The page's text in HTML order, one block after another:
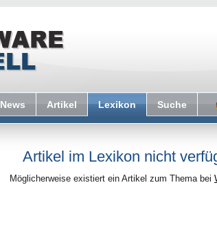
News Artikel Lexikon Suche
Artikel im Lexikon nicht
Möglicherweise existiert ein Artikel zum Thema bei